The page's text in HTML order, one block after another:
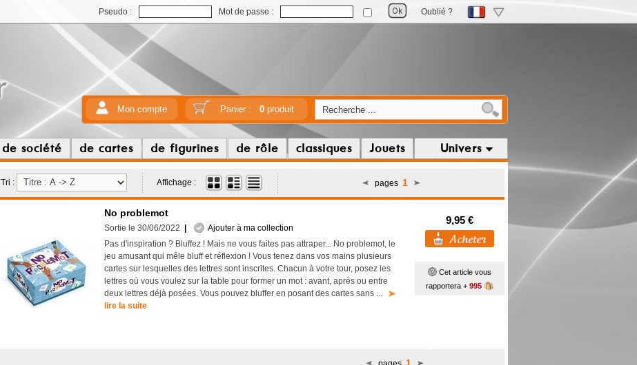
Pseudo : Mot de passe : Oublié ?
Mon compte Panier : 0produit
de société de cartes de figurines de rôle classiques Jouets Univers
Tri : Affichage : pages 1
No problemot
Sortie le 30/06/2022
Ajouter à ma collection
Pas d'inspiration ? Bluffez ! Mais ne vous faites pas attraper... No problemot, le
jeu amusant qui mêle bluff et réflexion ! Vous tenez dans vos mains plusieurs
cartes sur lesquelles des lettres sont inscrites. Chacun à votre tour, posez les
lettres où vous voulez sur la table pour former un mot : avant, après ou entre
deux lettres déjà posées. Vous pouvez bluffer en posant des cartes sans ...
lire la suite
9,95 €
Cet article vous
rapportera + 995